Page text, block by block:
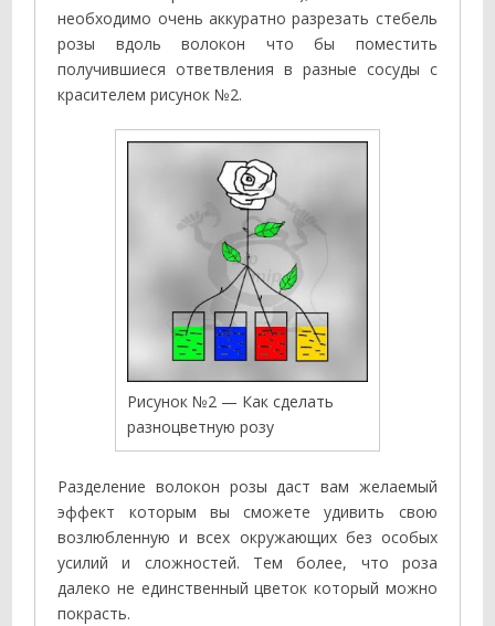
необходимо очень аккуратно разрезать стебель
розы вдоль волокон что бы поместить
получившиеся ответвления в разные сосуды с
красителем рисунок №2.
Рисунок №2 — Как сделать
разноцветную розу
Разделение волокон розы даст вам желаемый
эффект которым вы сможете удивить свою
возлюбленную и всех окружающих без особых
усилий и сложностей. Тем более, что роза
далеко не единственный цветок который можно
покрасть.